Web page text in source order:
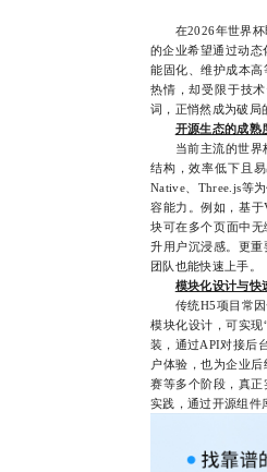
在2026年世界杯
的企业希望通过动态
能固化、维护成本
热情，却受限于技
词，正悄然成为破局
开源生态的成熟
当前主流的世界杯
结构，效率低下且
Native、Three.js等
容能力。例如，基
块可在多个页面中
升用户沉浸感。更
团队也能快速上手。
模块化设计与快
传统H5项目常因
模块化设计，可实
装，通过API对接后
户体验，也为企业
赛等多个阶段，真
实践，通过开源组件